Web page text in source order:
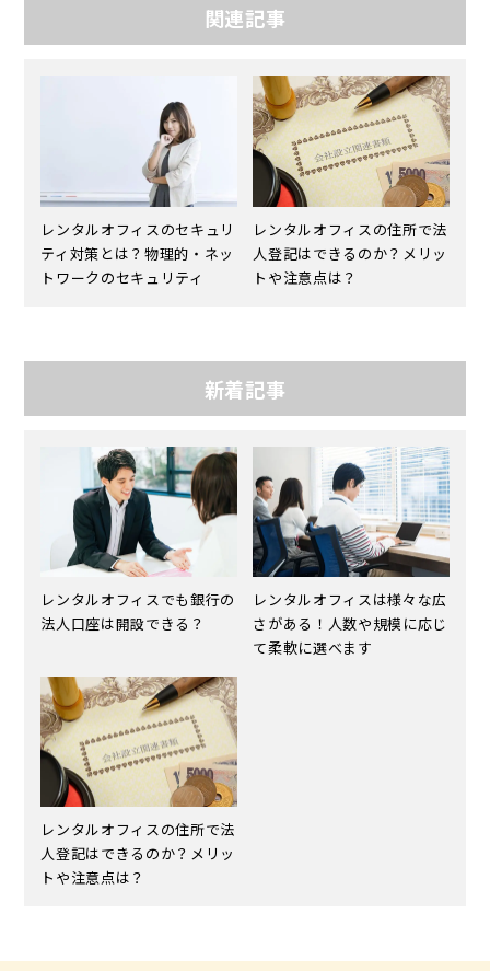
関連記事
レンタルオフィスのセキュリ
ティ対策とは？物理的・ネッ
トワークのセキュリティ
レンタルオフィスの住所で法
人登記はできるのか？メリッ
トや注意点は？
新着記事
レンタルオフィスでも銀行の
法人口座は開設できる？
レンタルオフィスは様々な広
さがある！人数や規模に応じ
て柔軟に選べます
レンタルオフィスの住所で法
人登記はできるのか？メリッ
トや注意点は？